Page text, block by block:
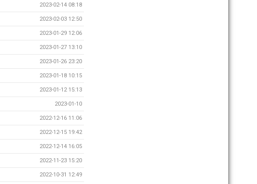
2023-02-14 08:18
2023-02-03 12:50
2023-01-29 12:06
2023-01-27 13:10
2023-01-26 23:20
2023-01-18 10:15
2023-01-12 15:13
2023-01-10
2022-12-16 11:06
2022-12-15 19:42
2022-12-14 16:05
2022-11-23 15:20
2022-10-31 12:49